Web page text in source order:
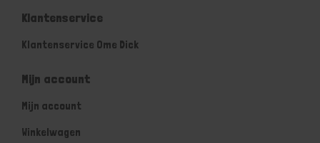
Klantenservice
Klantenservice Ome Dick
Mijn account
Mijn account
Winkelwagen